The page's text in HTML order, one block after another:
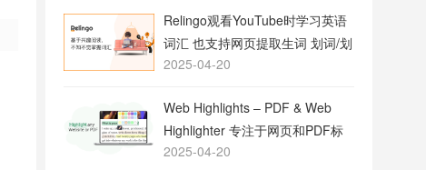
Relingo观看YouTube时学习英语
词汇 也支持网页提取生词 划词/划
句翻译
2025-04-20
Web Highlights – PDF & Web
Highlighter 专注于网页和PDF标
注的工具
2025-04-20